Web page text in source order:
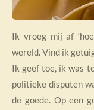
Ik vroeg mij af
wereld. Vind ik
Ik geef toe, ik was
politieke disputen
de goede. Op een